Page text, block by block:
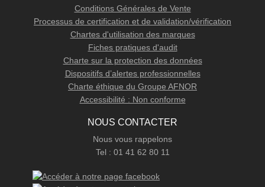
Conditions Générales de Vente
Processus de certification et de validation/vérification
Chartes d'utilisation des marques
Fiches pratiques d'audit
Charte sur la protection des données
Dispositifs d’alertes professionnelles
Charte éthique du Groupe AFNOR
Accessibilité : Non conforme
NOUS CONTACTER
Nous vous rappelons
Tel : 01 41 62 80 11